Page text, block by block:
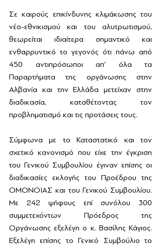
Σε καιρούς επικίνδυνης κλιμάκωσης του
νέο-εθνικισμού και του αλυτρωτισμού,
θεωρείται ιδιαίτερα σημαντικό και
ενθαρρυντικό το γεγονός ότι πάνω από
450 αντιπρόσωποι απ' όλα τα
Παραρτήματα της οργάνωσης στην
Αλβανία και την Ελλάδα μετείχαν στην
διαδικασία, καταθέτοντας τον
προβληματισμό και τις προτάσεις τους.
Σύμφωνα με το Καταστατικό και τον
σχετικό κανονισμό που είχε την έγκριση
του Γενικού Συμβουλίου έγιναν επίσης οι
διαδικασίες εκλογής του Προέδρου της
ΟΜΟΝΟΙΑΣ και του Γενικού Συμβουλίου.
Με 242 ψήφους επί συνόλου 300
συμμετεχόντων Πρόεδρος της
Οργάνωσης εξελέγη ο κ. Βασίλης Κάγιος.
Εξελέγη επίσης το Γενικό Συμβούλιο το